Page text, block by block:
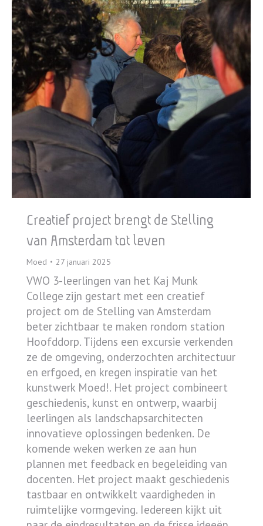
Creatief project brengt de Stelling
van Amsterdam tot leven
Moed 27 januari 2025
VWO 3-leerlingen van het Kaj Munk
College zijn gestart met een creatief
project om de Stelling van Amsterdam
beter zichtbaar te maken rondom station
Hoofddorp. Tijdens een excursie verkenden
ze de omgeving, onderzochten architectuur
en erfgoed, en kregen inspiratie van het
kunstwerk Moed!. Het project combineert
geschiedenis, kunst en ontwerp, waarbij
leerlingen als landschapsarchitecten
innovatieve oplossingen bedenken. De
komende weken werken ze aan hun
plannen met feedback en begeleiding van
docenten. Het project maakt geschiedenis
tastbaar en ontwikkelt vaardigheden in
ruimtelijke vormgeving. Iedereen kijkt uit